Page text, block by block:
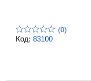
Код: 83100
(0)